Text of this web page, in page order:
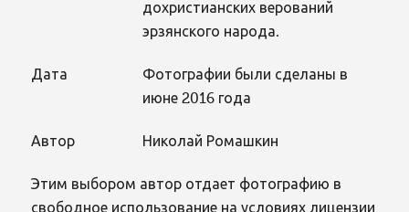
дохристианских верований
эрзянского народа.
Дата
Фотографии были сделаны в
июне 2016 года
Автор Николай Ромашкин
Этим выбором автор отдает фотографию в
свободное использование на условиях лицензии